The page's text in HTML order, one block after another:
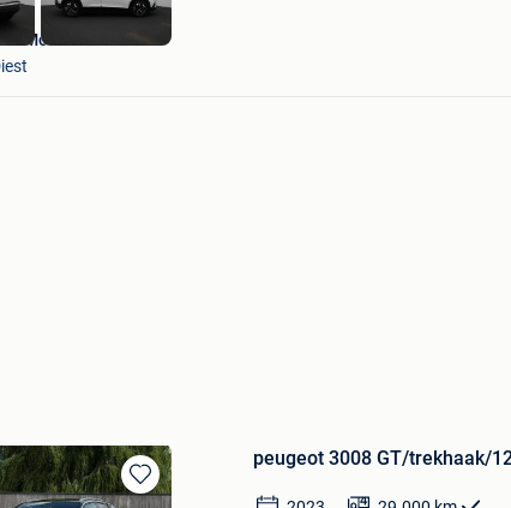
Mossel KIA DIEST
Bewaren
peugeot 3008 GT/trekhaak/